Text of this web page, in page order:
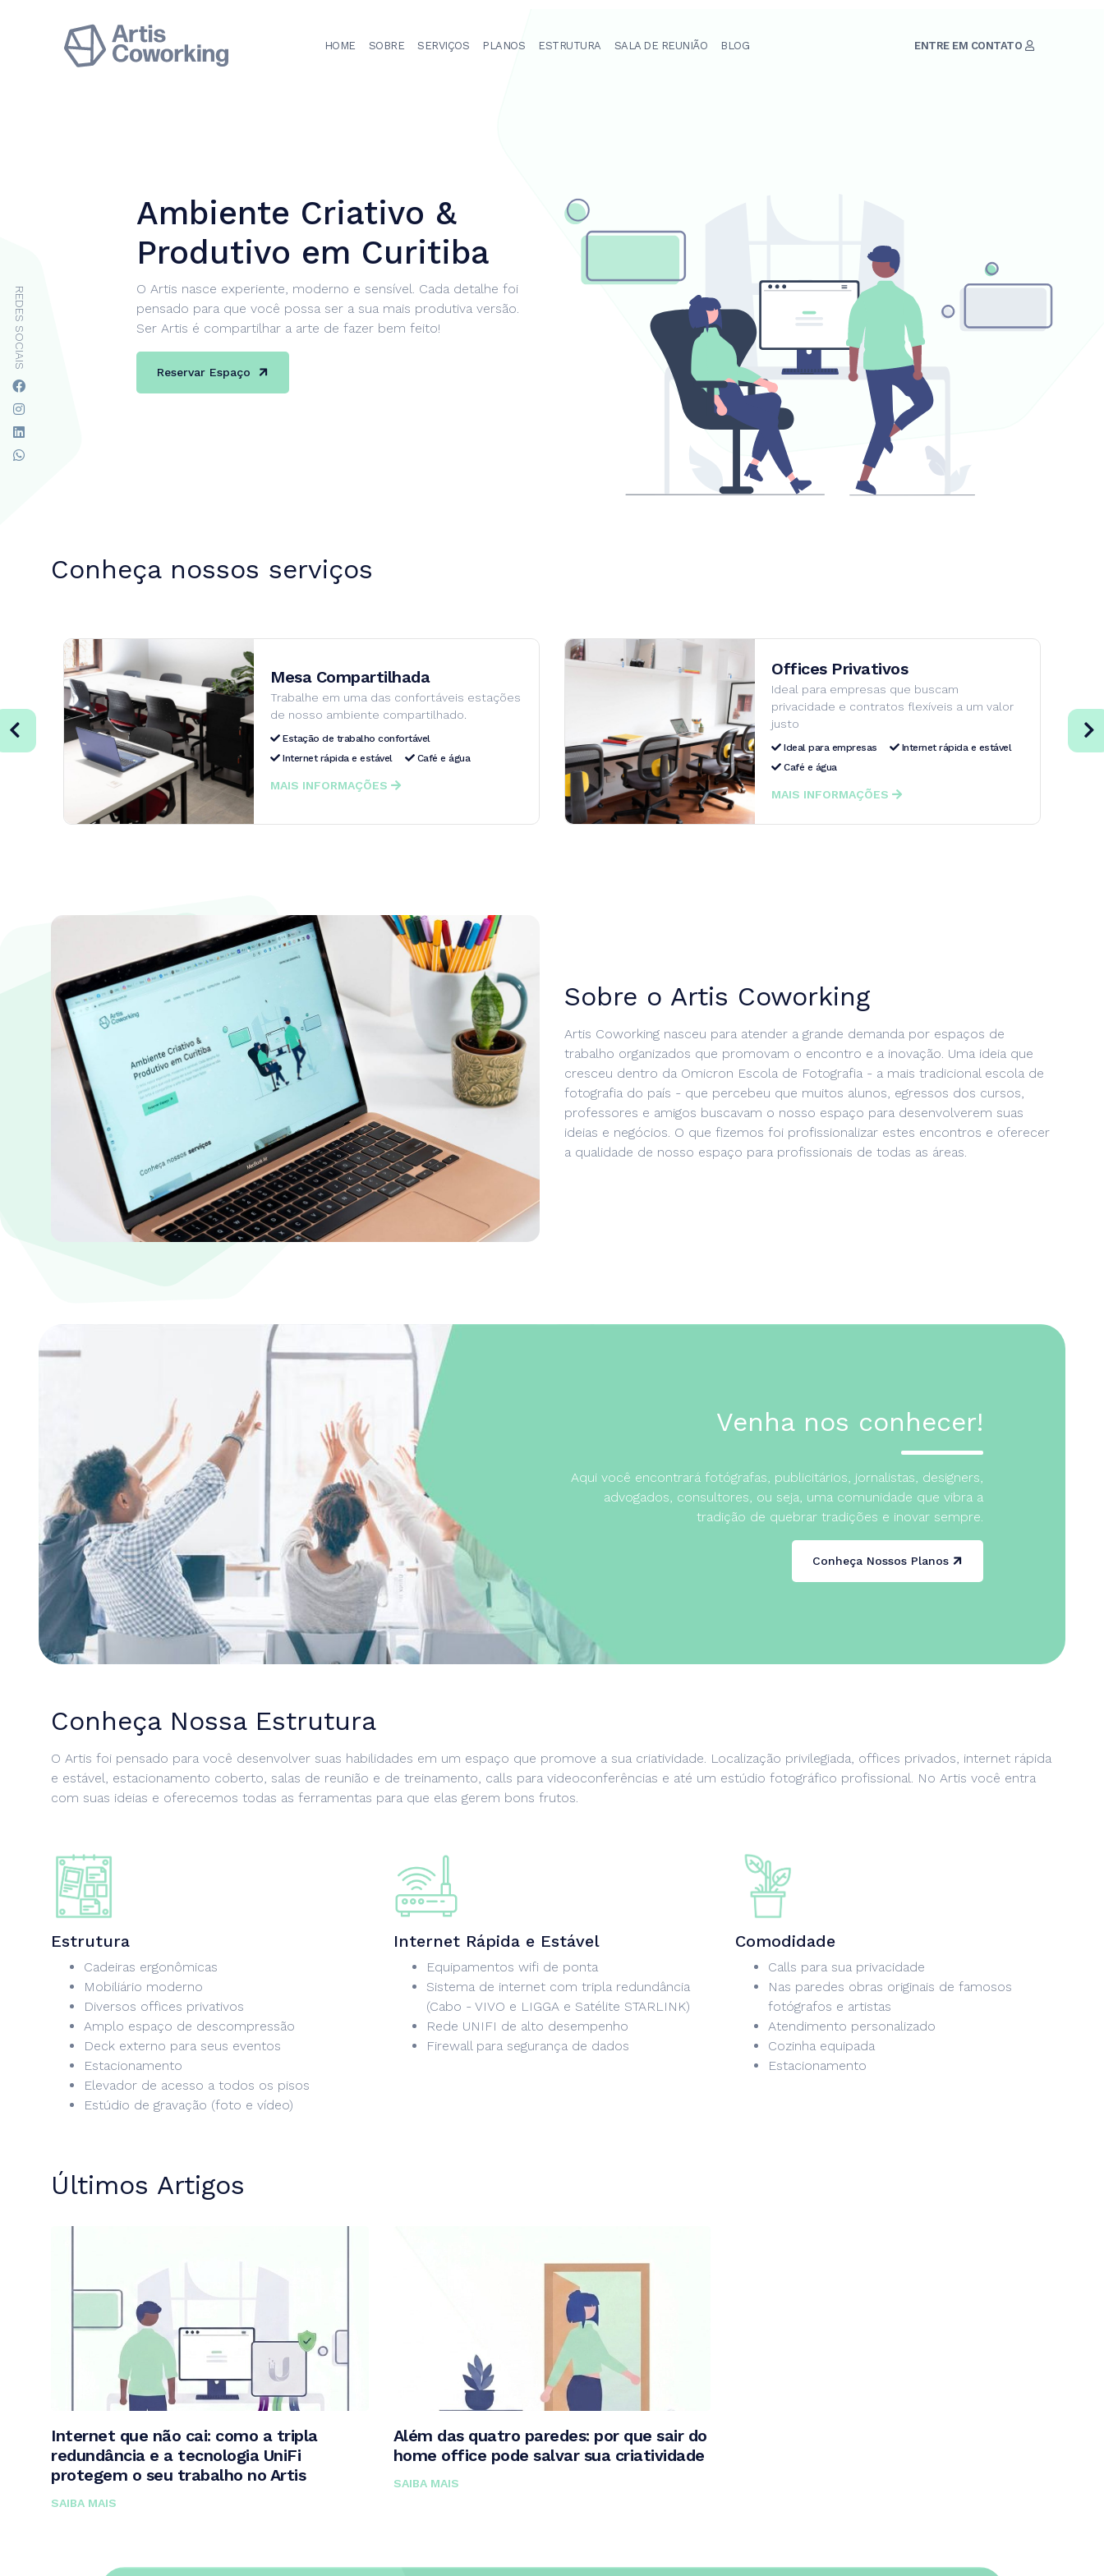
HOME SOBRE SERVIÇOS PLANOS ESTRUTURA SALA DE REUNIÃO BLOG ENTRE EM CONTATO
Ambiente Criativo &
Produtivo em Curitiba
O Artis nasce experiente, moderno e sensível. Cada detalhe foi
pensado para que você possa ser a sua mais produtiva versão.
Ser Artis é compartilhar a arte de fazer bem feito!
Reservar Espaço
REDES SOCIAIS
Conheça nossos serviços
Mesa Compartilhada
Trabalhe em uma das confortáveis estações
de nosso ambiente compartilhado.
Estação de trabalho confortável
Internet rápida e estável
Café e água
MAIS INFORMAÇÕES
Offices Privativos
Ideal para empresas que buscam
privacidade e contratos flexíveis a um valor
justo
Ideal para empresas
Internet rápida e estável
Café e água
MAIS INFORMAÇÕES
Sobre o Artis Coworking
Artis Coworking nasceu para atender a grande demanda por espaços de
trabalho organizados que promovam o encontro e a inovação. Uma ideia que
cresceu dentro da Omicron Escola de Fotografia - a mais tradicional escola de
fotografia do país - que percebeu que muitos alunos, egressos dos cursos,
professores e amigos buscavam o nosso espaço para desenvolverem suas
ideias e negócios. O que fizemos foi profissionalizar estes encontros e oferecer
a qualidade de nosso espaço para profissionais de todas as áreas.
Venha nos conhecer!
Aqui você encontrará fotógrafas, publicitários, jornalistas, designers,
advogados, consultores, ou seja, uma comunidade que vibra a
tradição de quebrar tradições e inovar sempre.
Conheça Nossos Planos
Conheça Nossa Estrutura
O Artis foi pensado para você desenvolver suas habilidades em um espaço que promove a sua criatividade. Localização privilegiada, offices privados, internet rápida
e estável, estacionamento coberto, salas de reunião e de treinamento, calls para videoconferências e até um estúdio fotográfico profissional. No Artis você entra
com suas ideias e oferecemos todas as ferramentas para que elas gerem bons frutos.
Estrutura
Cadeiras ergonômicas
Mobiliário moderno
Diversos offices privativos
Amplo espaço de descompressão
Deck externo para seus eventos
Estacionamento
Elevador de acesso a todos os pisos
Estúdio de gravação (foto e vídeo)
Internet Rápida e Estável
Equipamentos wifi de ponta
Sistema de internet com tripla redundância
(Cabo - VIVO e LIGGA e Satélite STARLINK)
Rede UNIFI de alto desempenho
Firewall para segurança de dados
Comodidade
Calls para sua privacidade
Nas paredes obras originais de famosos
fotógrafos e artistas
Atendimento personalizado
Cozinha equipada
Estacionamento
Últimos Artigos
Internet que não cai: como a tripla
redundância e a tecnologia UniFi
protegem o seu trabalho no Artis
SAIBA MAIS
Além das quatro paredes: por que sair do
home office pode salvar sua criatividade
SAIBA MAIS